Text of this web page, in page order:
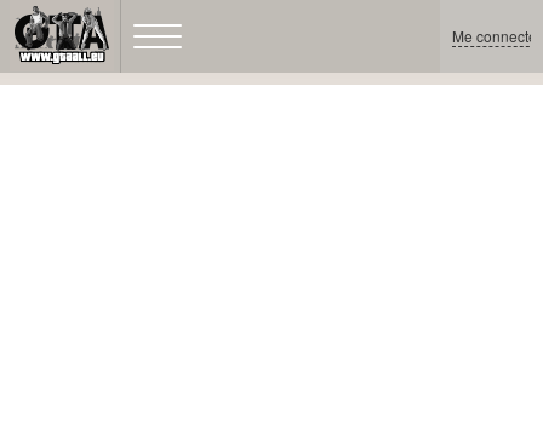
Me connecter